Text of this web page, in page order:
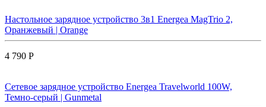
Настольное зарядное устройство 3в1 Energea MagTrio 2,
Оранжевый | Orange
4 790 Р
Сетевое зарядное устройство Energea Travelworld 100W,
Темно-серый | Gunmetal